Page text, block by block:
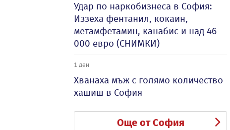
Удар по наркобизнеса в София:
Иззеха фентанил, кокаин,
метамфетамин, канабис и над 46
000 евро (СНИМКИ)
1 ден
Хванаха мъж с голямо количество
хашиш в София
Още от София